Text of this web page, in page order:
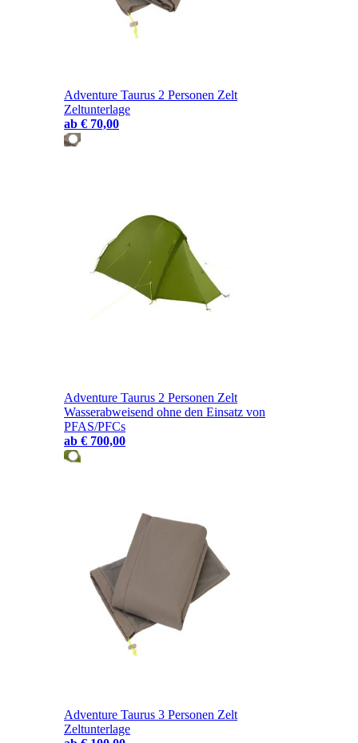
Adventure Taurus 2 Personen Zelt
Zeltunterlage
ab € 70,00
Adventure Taurus 2 Personen Zelt
Wasserabweisend ohne den Einsatz von
PFAS/PFCs
ab € 700,00
Adventure Taurus 3 Personen Zelt
Zeltunterlage